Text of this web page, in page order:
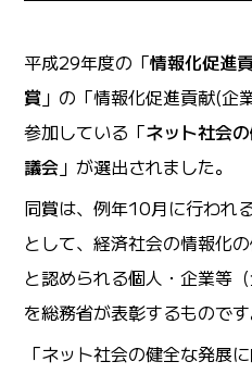
平成29年度の「情報化促進
賞 」の「情報化促進貢献(
参加している「ネット社会
議会 」が選出されました。
同賞は、例年10月に行われ
として、経済社会の情報化
と認められる個人・企業等
を総務省が表彰するものです
「ネット社会の健全な発展